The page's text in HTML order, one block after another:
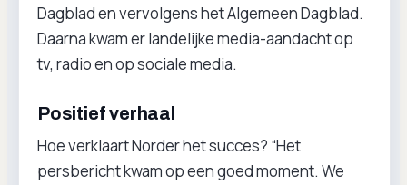
Dagblad en vervolgens het Algemeen Dagblad.
Daarna kwam er landelijke media-aandacht op
tv, radio en op sociale media.
Positief verhaal
Hoe verklaart Norder het succes? “Het
persbericht kwam op een goed moment. We